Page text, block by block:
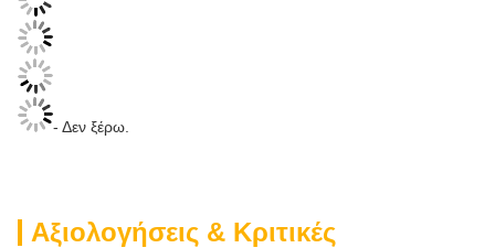
- Δεν ξέρω.
Αξιολογήσεις & Κριτικές